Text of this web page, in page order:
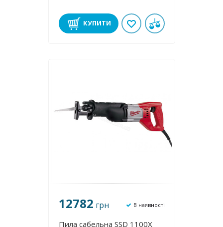
КУПИТИ
12782 грн В наявності
Пила сабельна SSD 1100X